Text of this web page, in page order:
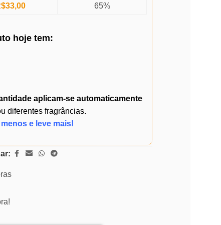
33,00 65%
hoje tem:
aplicam-se automaticamente
diferentes fragrâncias.
e leve mais!